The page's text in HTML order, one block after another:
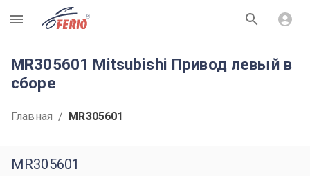
R
MR305601 Mitsubishi Привод левый в
сборе
Главная / MR305601
MR305601